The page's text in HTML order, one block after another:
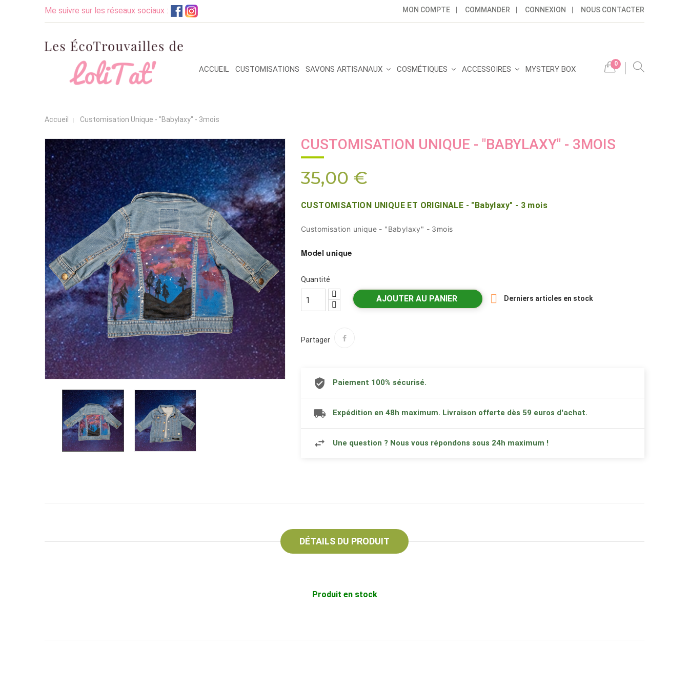
Me suivre sur les réseaux sociaux : MON COMPTE COMMANDER CONNEXION NOUS CONTACTER
ACCUEIL CUSTOMISATIONS SAVONS ARTISANAUX COSMÉTIQUES ACCESSOIRES MYSTERY BOX
0
Accueil Customisation Unique - "Babylaxy" - 3mois
CUSTOMISATION UNIQUE - "BABYLAXY" - 3MOIS
35,00 €
CUSTOMISATION UNIQUE ET ORIGINALE - "Babylaxy" - 3 mois
Customisation unique - "Babylaxy" - 3mois
Model unique
Quantité
AJOUTER AU PANIER  Derniers articles en stock
Partager
Paiement 100% sécurisé.
Expédition en 48h maximum. Livraison offerte dès 59 euros d'achat.
Une question ? Nous vous répondons sous 24h maximum !
DÉTAILS DU PRODUIT
Produit en stock